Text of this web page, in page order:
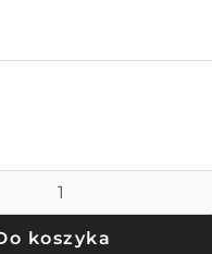
koszyka